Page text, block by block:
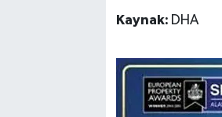
Kaynak: DHA